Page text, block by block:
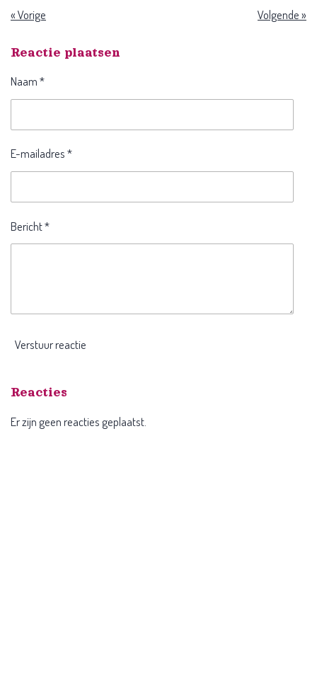
«Vorige Volgende»
Reactie plaatsen
Naam *
E-mailadres *
Bericht *
Verstuur reactie
Reacties
Er zijn geen reacties geplaatst.